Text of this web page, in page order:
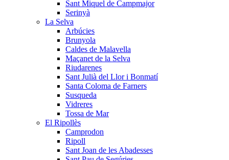
Sant Miquel de Campmajor
Serinyà
La Selva
Arbúcies
Brunyola
Caldes de Malavella
Maçanet de la Selva
Riudarenes
Sant Julià del Llor i Bonmatí
Santa Coloma de Farners
Susqueda
Vidreres
Tossa de Mar
El Ripollès
Camprodon
Ripoll
Sant Joan de les Abadesses